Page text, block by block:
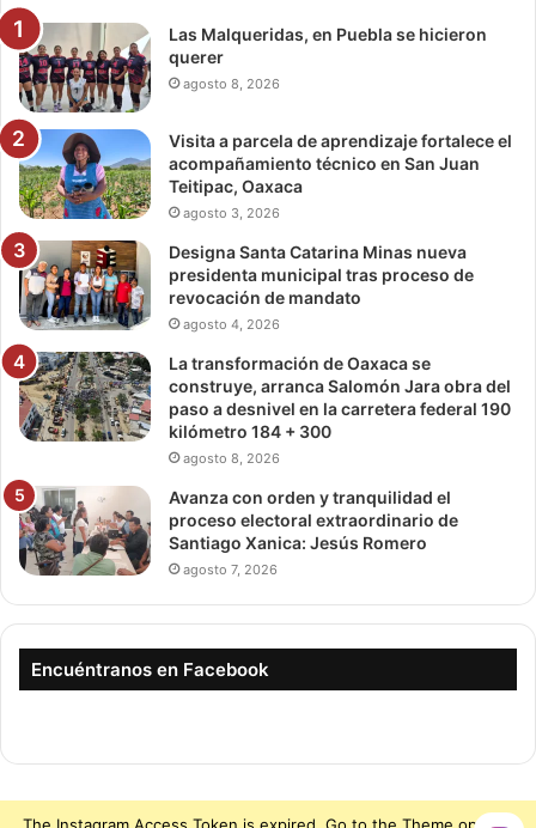
Las Malqueridas, en Puebla se hicieron
querer
agosto 8, 2026
Visita a parcela de aprendizaje fortalece el
acompañamiento técnico en San Juan
Teitipac, Oaxaca
agosto 3, 2026
Designa Santa Catarina Minas nueva
presidenta municipal tras proceso de
revocación de mandato
agosto 4, 2026
La transformación de Oaxaca se
construye, arranca Salomón Jara obra del
paso a desnivel en la carretera federal 190
kilómetro 184 + 300
agosto 8, 2026
Avanza con orden y tranquilidad el
proceso electoral extraordinario de
Santiago Xanica: Jesús Romero
agosto 7, 2026
Encuéntranos en Facebook